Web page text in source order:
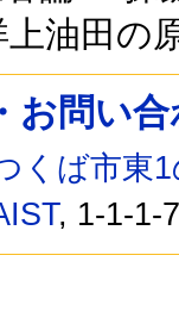
油田の
お問い
くば市東
, 1-1-1-